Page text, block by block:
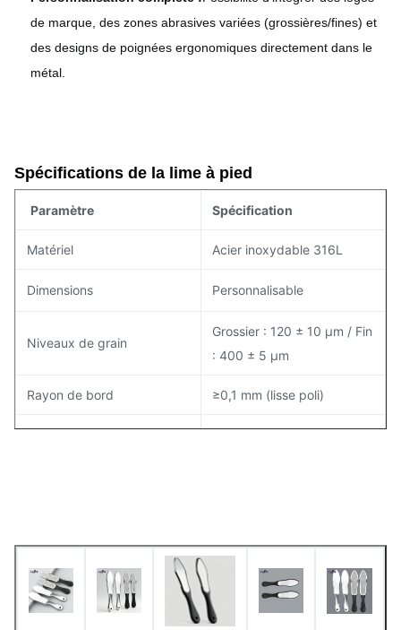
de marque, des zones abrasives variées (grossières/fines) et
des designs de poignées ergonomiques directement dans le
métal.
Spécifications de la lime à pied
Paramètre Spécification
Matériel Acier inoxydable 316L
Dimensions Personnalisable
Niveaux de grain
Grossier : 120 ± 10 μm / Fin
: 400 ± 5 μm
Rayon de bord ≥0,1 mm (lisse poli)